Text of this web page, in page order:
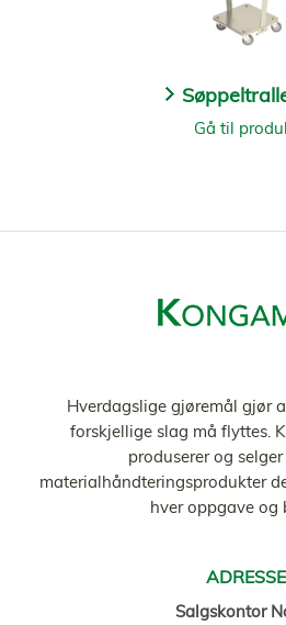
Gå til
Hverdagslige gjøremål gjør
forskjellige slag må flyttes.
produserer og
materialhåndteringsprodukter
hver oppgave og
ADRESSE
Salgskontor